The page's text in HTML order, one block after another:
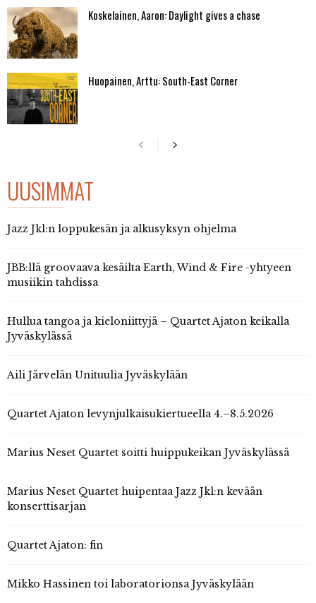
Koskelainen, Aaron: Daylight gives a chase
Huopainen, Arttu: South-East Corner
UUSIMMAT
Jazz Jkl:n loppukesän ja alkusyksyn ohjelma
JBB:llä groovaava kesäilta Earth, Wind & Fire -yhtyeen
musiikin tahdissa
Hullua tangoa ja kieloniittyjä – Quartet Ajaton keikalla
Jyväskylässä
Aili Järvelän Unituulia Jyväskylään
Quartet Ajaton levynjulkaisukiertueella 4.–8.5.2026
Marius Neset Quartet soitti huippukeikan Jyväskylässä
Marius Neset Quartet huipentaa Jazz Jkl:n kevään
konserttisarjan
Quartet Ajaton: fin
Mikko Hassinen toi laboratorionsa Jyväskylään